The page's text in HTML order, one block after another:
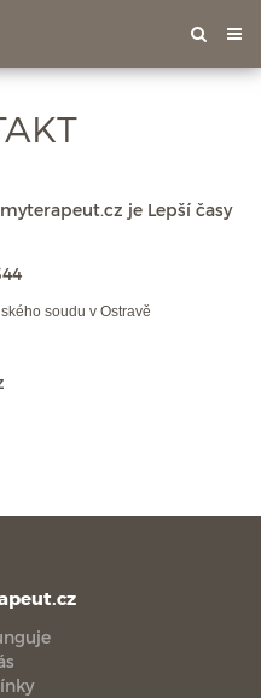
je Lepší časy
soudu v Ostravě